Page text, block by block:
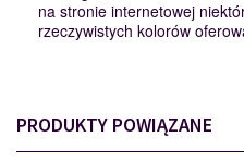
na stronie internetowej
rzeczywistych kolorów
PRODUKTY POWIĄZANE